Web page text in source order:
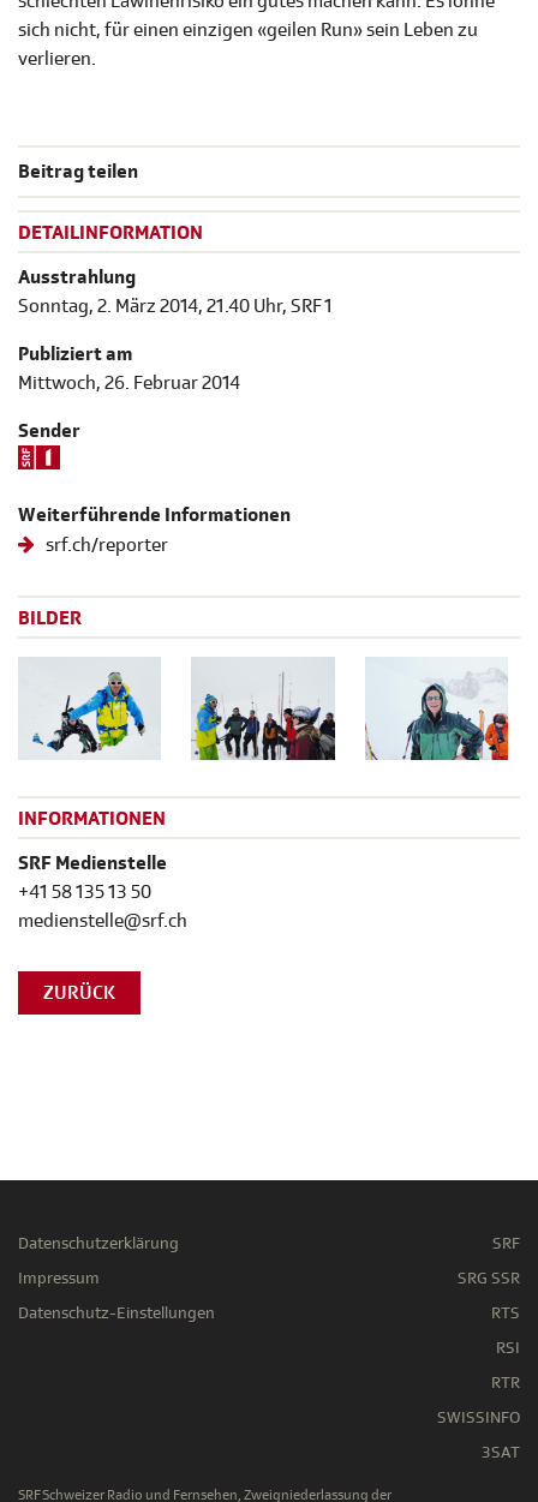
sich nicht, für einen einzigen «geilen Run» sein Leben zu
verlieren.
Beitrag teilen
DETAILINFORMATION
Ausstrahlung
Sonntag, 2. März 2014, 21.40 Uhr, SRF 1
Publiziert am
Mittwoch, 26. Februar 2014
Sender
Weiterführende Informationen
srf.ch/reporter
BILDER
INFORMATIONEN
SRF Medienstelle
+41 58 135 13 50
medienstelle@srf.ch
ZURÜCK
Datenschutzerklärung
Impressum
Datenschutz-Einstellungen
SRF
SRG SSR
RTS
RSI
RTR
SWISSINFO
3SAT
SRF Schweizer Radio und Fernsehen, Zweigniederlassung der